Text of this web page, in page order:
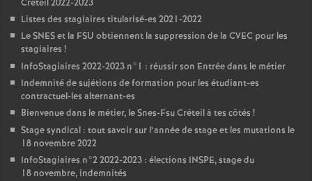
Créteil 2022-2023
Listes des stagiaires titularisé-es 2021-2022
LeSNESet la FSU obtiennent la suppression de la CVEC pour les
stagiaires !
InfoStagiaires 2022-2023 n°1 : réussir son Entrée dans le métier
Indemnité de sujétions de formation pour les étudiant-es
contractuel-les alternant-es
Bienvenue dans le métier, le Snes-Fsu Créteil à tes côtés !
Stage syndical : tout savoir sur l’année de stage et les mutations le
18 novembre 2022
InfoStagiaires n°2 2022-2023 : élections INSPE, stage du
18 novembre, indemnités